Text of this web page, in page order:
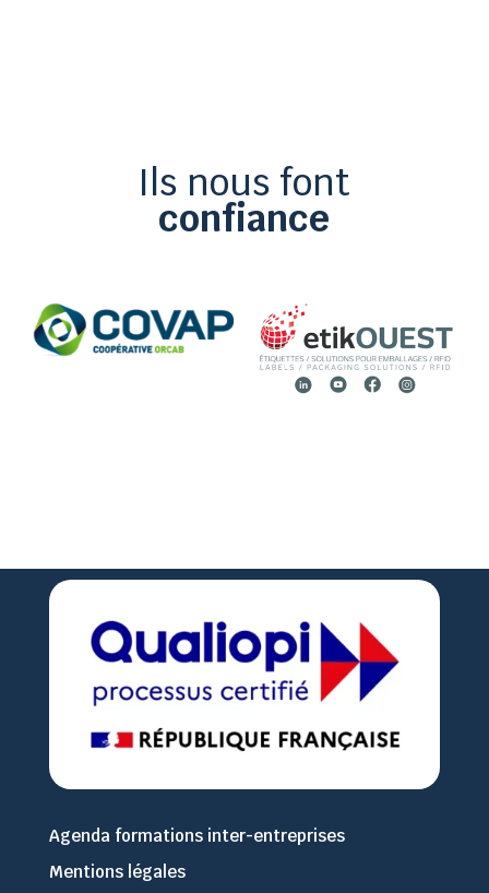
Ils nous font
confiance
Agenda formations inter-entreprises
Mentions légales